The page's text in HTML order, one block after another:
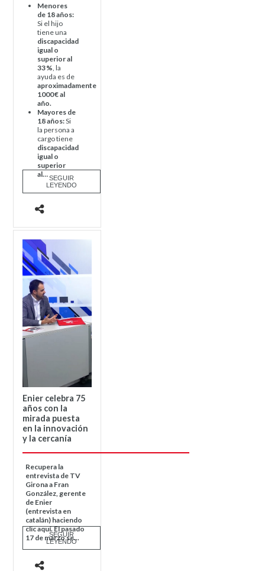
Menores
de 18 años:
Si el hijo
tiene una
discapacidad
igual o
superior al
33% , la
ayuda es de
aproximadamente
1000 € al
año.
Mayores de
18 años:Si
la persona a
cargo tiene
discapacidad
igual o
superior
al…SEGUIR
LEYENDO
Enier celebra 75
años con la
mirada puesta
en la innovación
y la cercanía
Recupera la
entrevista de TV
Girona a Fran
González, gerente
de Enier
(entrevista en
catalán) haciendo
clic aquí. El pasado
17 de marzo se...
SEGUIR
LEYENDO